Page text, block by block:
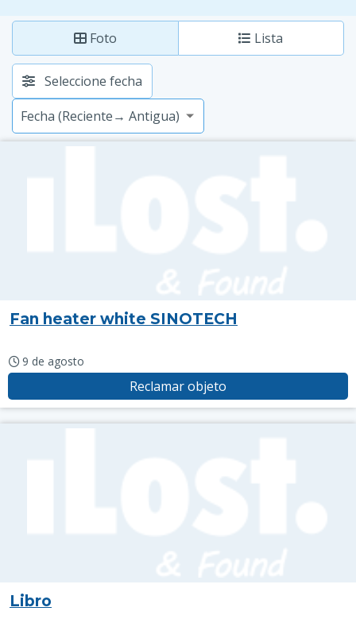
Foto Lista
Seleccione fecha
Fan heater white SINOTECH
9 de agosto
Reclamar objeto
Libro